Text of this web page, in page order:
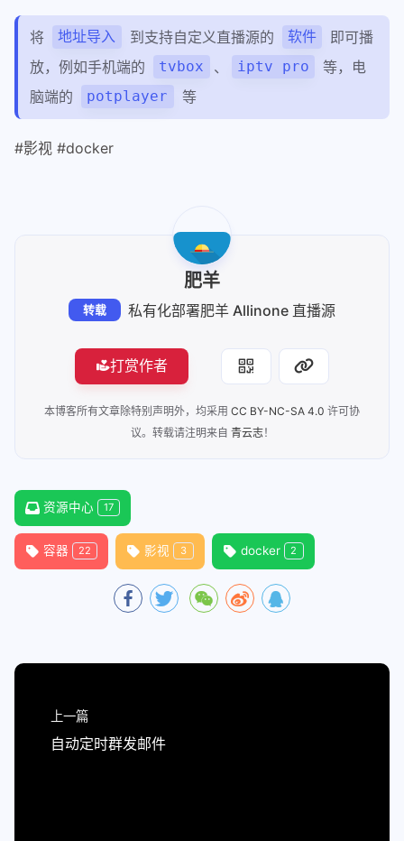
将 地址导入 到支持自定义直播源的 软件
即可播
放，例如手机端的
tvbox 、 iptv pro
等，电
脑端的
potplayer 等
#影视 #docker
肥羊
转载 私有化部署肥羊 Allinone 直播源
打赏作者
本博客所有文章除特别声明外，均采用 CC BY-NC-SA 4.0 许可协
议。转载请注明来自 青云志！
资源中心 17
容器 22 影视 3 docker 2
上一篇
自动定时群发邮件